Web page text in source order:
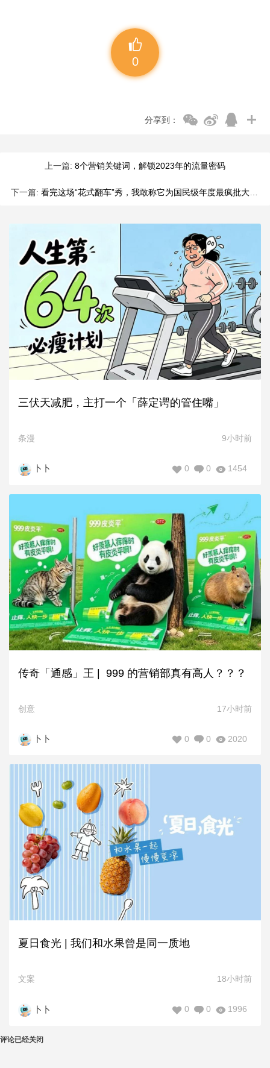
0
分享到：
上一篇: 8个营销关键词，解锁2023年的流量密码
下一篇: 看完这场“花式翻车”秀，我敢称它为国民级年度最疯批大赛！
三伏天减肥，主打一个「薛定谔的管住嘴」
条漫 9小时前
卜卜 1454
0
0
传奇「通感」王 | 999 的营销部真有高人？？？
创意 17小时前
卜卜 2020
0
0
夏日食光 | 我们和水果曾是同一质地
文案 18小时前
卜卜 1996
0
0
评论已经关闭